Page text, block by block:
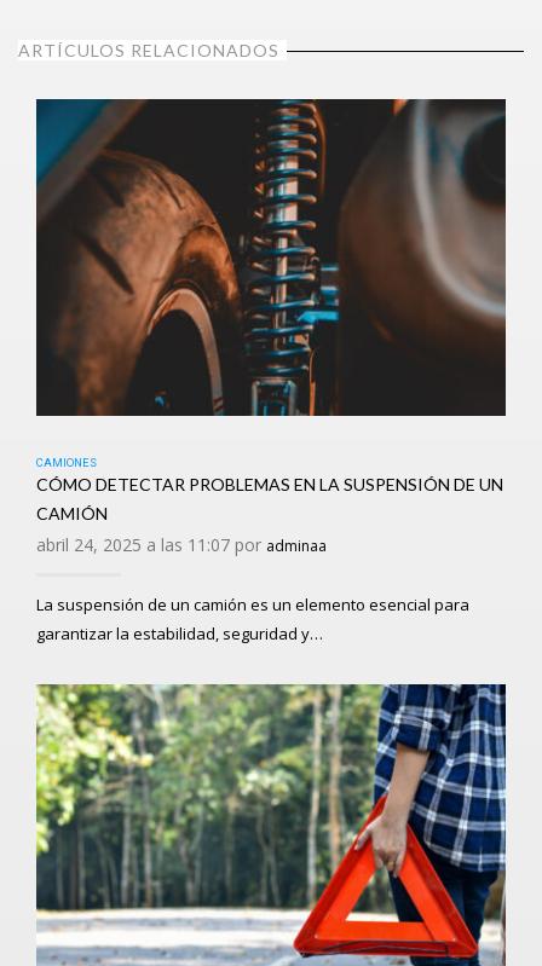
ARTÍCULOS RELACIONADOS
CAMIONES
CÓMO DETECTAR PROBLEMAS EN LA SUSPENSIÓN DE UN
CAMIÓN
abril 24, 2025 a las 11:07 por adminaa
La suspensión de un camión es un elemento esencial para
garantizar la estabilidad, seguridad y…